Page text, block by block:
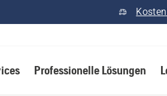
Professionelle Lösungen